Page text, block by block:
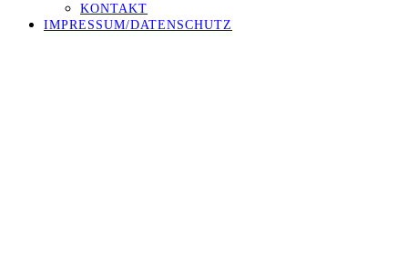
KONTAKT
IMPRESSUM/DATENSCHUTZ